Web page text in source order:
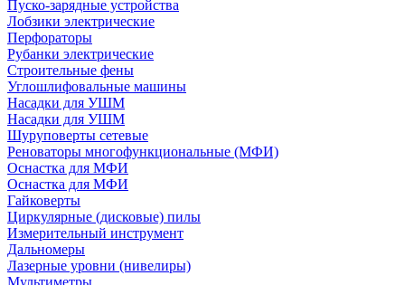
Пуско-зарядные устройства
Лобзики электрические
Перфораторы
Рубанки электрические
Строительные фены
Углошлифовальные машины
Насадки для УШМ
Насадки для УШМ
Шуруповерты сетевые
Реноваторы многофункциональные (МФИ)
Оснастка для МФИ
Оснастка для МФИ
Гайковерты
Циркулярные (дисковые) пилы
Измерительный инструмент
Дальномеры
Лазерные уровни (нивелиры)
Мультиметры